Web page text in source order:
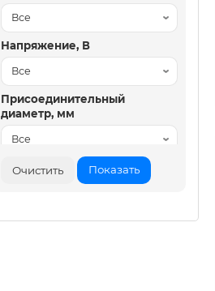
Напряжение, В
Присоединительный
диаметр, мм
Производительность max,
Очистить Показать